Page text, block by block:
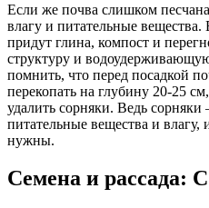
Если же почва слишком
влагу и питательные
придут глина, компост и
структуру и
помнить, что перед посадкой
перекопать на глубину 20-25
удалить сорняки. Ведь сорняки
питательные вещества и
нужны.
Семена и рассада: